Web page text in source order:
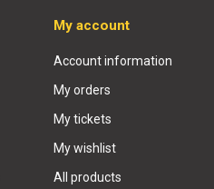
My account
Account information
My orders
My tickets
My wishlist
All products